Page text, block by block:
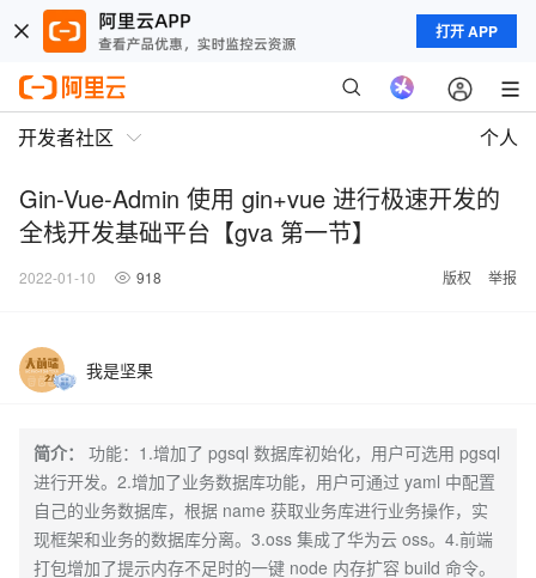
打开 APP
开发者社区 个人
Gin-Vue-Admin 使用 gin+vue 进行极速开发的
全栈开发基础平台【gva 第一节】
2022-01-10 918 版权 举报
我是坚果
简介：
功能：1.增加了 pgsql 数据库初始化，用户可选用 pgsql
进行开发。2.增加了业务数据库功能，用户可通过 yaml 中配置
自己的业务数据库，根据 name 获取业务库进行业务操作，实
现框架和业务的数据库分离。3.oss 集成了华为云 oss。4.前端
打包增加了提示内存不足时的一键 node 内存扩容 build 命令。